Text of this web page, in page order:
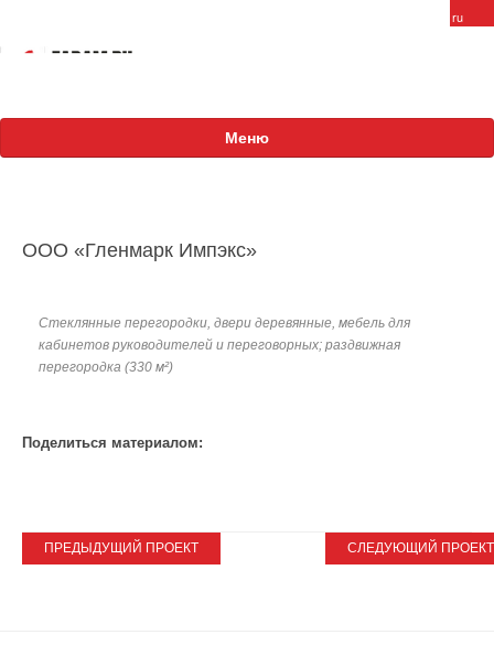
Меню
Вакансии
Международные
Новости
OOO «Гленмарк Импэкс»
Стеклянные перегородки, двери деревянные, мебель для
кабинетов руководителей и переговорных; раздвижная
перегородка (330 м²)
Поделиться материалом:
ПРЕДЫДУЩИЙ ПРОЕКТ СЛЕДУЮЩИЙ ПРОЕКТ